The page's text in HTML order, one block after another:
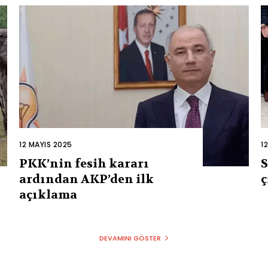
12 MAYIS 2025
PKK’nin fesih kararı
ardından AKP’den ilk
açıklama
DEVAMINI GÖSTER